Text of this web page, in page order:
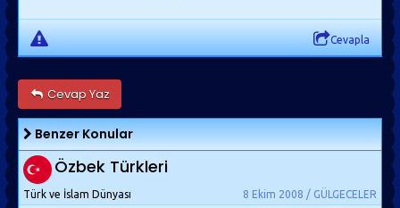
Cevapla
Cevap Yaz
Benzer Konular
Özbek Türkleri
8 Ekim 2008 / GÜLGECELER
Türk ve İslam Dünyası